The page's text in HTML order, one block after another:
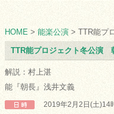
HOME > 能楽公演 > TTR能プ
TTR能プロジェクト冬公演
解説：村上湛
能『朝長』浅井文義
2019年2月2日(土)14